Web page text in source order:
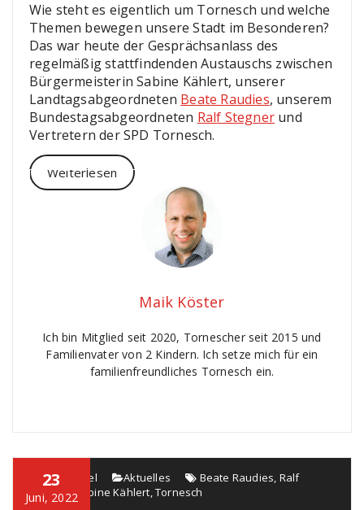
Wie steht es eigentlich um Tornesch und welche
Themen bewegen unsere Stadt im Besonderen?
Das war heute der Gesprächsanlass des
regelmäßig stattfindenden Austauschs zwischen
Bürgermeisterin Sabine Kählert, unserer
Landtagsabgeordneten Beate Raudies, unserem
Bundestagsabgeordneten Ralf Stegner und
Vertretern der SPD Tornesch.
Weiterlesen
Maik Köster
Ich bin Mitglied seit 2020, Tornescher seit 2015 und
Familienvater von 2 Kindern. Ich setze mich für ein
familienfreundliches Tornesch ein.
23
Juni, 2022
Jannik Thiel Aktuelles Beate Raudies, Ralf
Stegner,Sabine Kählert,Tornesch